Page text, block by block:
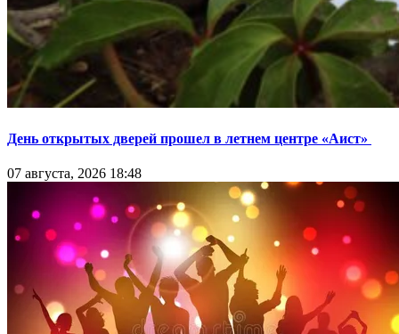
День открытых дверей прошел в летнем центре «Аист»
07 августа, 2026 18:48